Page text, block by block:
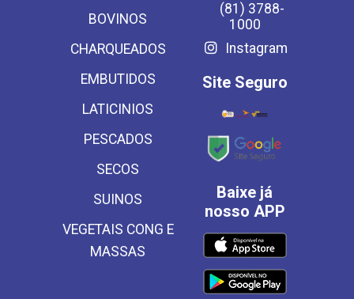
BOVINOS
CHARQUEADOS
EMBUTIDOS
LATICINIOS
PESCADOS
SECOS
SUINOS
VEGETAIS CONG E
MASSAS
(81) 3788-
1000
Instagram
Site Seguro
Baixe já
nosso APP